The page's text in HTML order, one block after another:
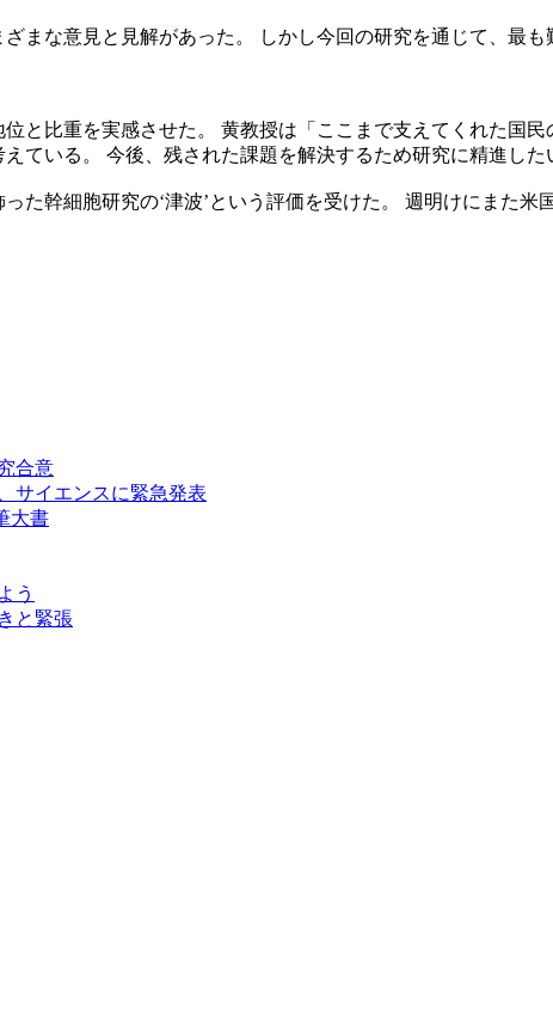
まな意見と見解があった。 しかし今回の研究を通じて、最
と比重を実感させた。 黄教授は「ここまで支えてくれた国
ている。 今後、残された課題を解決するため研究に精進した
た幹細胞研究の‘津波’という評価を受けた。 週明けにまた
合意
サイエンスに緊急発表
大書
う
と緊張